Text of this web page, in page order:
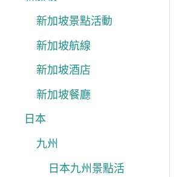
新加坡景點活動
新加坡航線
新加坡酒店
新加坡餐廳
日本
九州
日本九州景點活